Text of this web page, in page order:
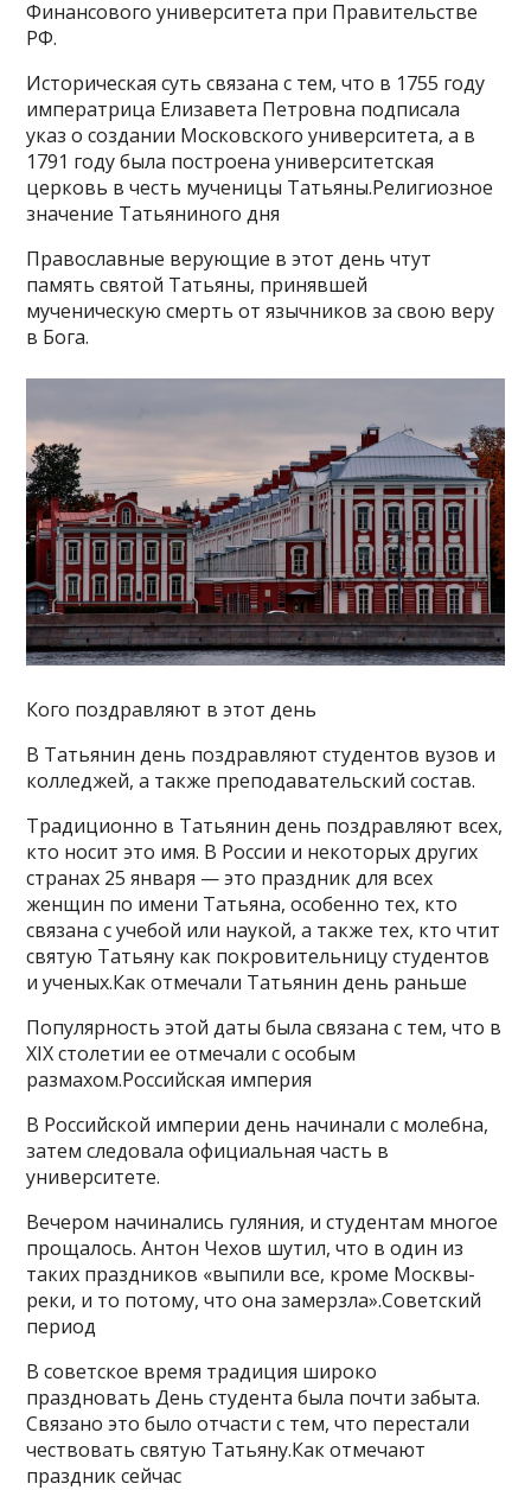
Финансового университета при Правительстве
РФ.
Историческая суть связана с тем, что в 1755 году
императрица Елизавета Петровна подписала
указ о создании Московского университета, а в
1791 году была построена университетская
церковь в честь мученицы Татьяны.Религиозное
значение Татьяниного дня
Православные верующие в этот день чтут
память святой Татьяны, принявшей
мученическую смерть от язычников за свою веру
в Бога.
Кого поздравляют в этот день
В Татьянин день поздравляют студентов вузов и
колледжей, а также преподавательский состав.
Традиционно в Татьянин день поздравляют всех,
кто носит это имя. В России и некоторых других
странах 25 января — это праздник для всех
женщин по имени Татьяна, особенно тех, кто
связана с учебой или наукой, а также тех, кто чтит
святую Татьяну как покровительницу студентов
и ученых.Как отмечали Татьянин день раньше
Популярность этой даты была связана с тем, что в
XIX столетии ее отмечали с особым
размахом.Российская империя
В Российской империи день начинали с молебна,
затем следовала официальная часть в
университете.
Вечером начинались гуляния, и студентам многое
прощалось. Антон Чехов шутил, что в один из
таких праздников «выпили все, кроме Москвы-
реки, и то потому, что она замерзла».Советский
период
В советское время традиция широко
праздновать День студента была почти забыта.
Связано это было отчасти с тем, что перестали
чествовать святую Татьяну.Как отмечают
праздник сейчас